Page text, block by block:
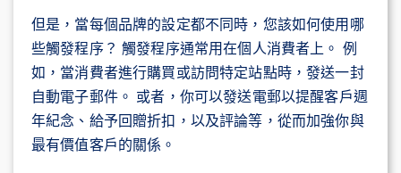
但是，當每個品牌的設定都不同時，您該如何使用哪
些觸發程序？ 觸發程序通常用在個人消費者上。 例
如，當消費者進行購買或訪問特定站點時，發送一封
自動電子郵件。 或者，你可以發送電郵以提醒客戶週
年紀念、給予回贈折扣，以及評論等，從而加強你與
最有價值客戶的關係。